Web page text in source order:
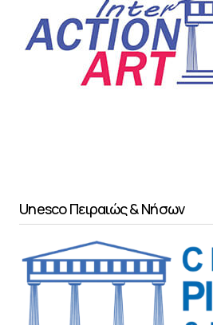
Unesco Πειραιώς & Νήσων